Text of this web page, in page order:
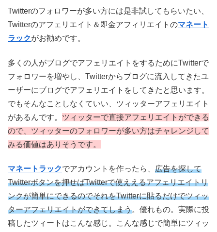
Twitterのフォロワーが多い方には是非試してもらいたい、
Twitterのアフェリエイト＆即金アフィリエイトのマネート
ラックがお勧めです。
多くの人がブログでアフェリエイトをするためにTwitterで
フォロワーを増やし、Twitterからブログに流入してきたユ
ーザーにブログでアフェリエイトをしてきたと思います。
でもそんなことしなくていい、ツィッターアフェリエイト
があるんです。 ツィッターで直接アフェリエイトができる
ので、ツィッターのフォロワーが多い方はチャレンジして
みる価値はありそうです。
マネートラックでアカウントを作ったら、 広告を探して
Twitterボタンを押せばTwitterで使ええるアフェリエイトリ
ンクが簡単にできるのでそれをTwitterに貼るだけでツィッ
ターアフェリエイトができてしまう。優れもの。実際に投
稿したツィートはこんな感じ。こんな感じで簡単にツィッ